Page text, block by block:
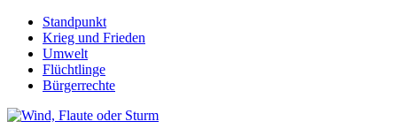
Skip
content
Standpunkt
Krieg und Frieden
Umwelt
Flüchtlinge
Bürgerrechte